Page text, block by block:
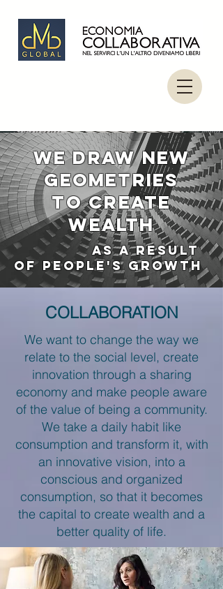
WE DRAW NEW
GEOMETRIES
TO CREATE
WEALTH
AS A RESULT
OF PEOPLE'S GROWTH
COLLABORATION
We want to change the way we
relate to the social level, create
innovation through a sharing
economy and make people aware
of the value of being a community.
We take a daily habit like
consumption and transform it, with
an innovative vision, into a
conscious and organized
consumption, so that it becomes
the capital to create wealth and a
better quality of life.